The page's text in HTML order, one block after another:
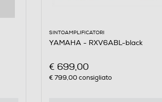
SINTOAMPLIFICATORI
YAMAHA - RXV6ABL-black
€ 699,00
€ 799,00consigliato